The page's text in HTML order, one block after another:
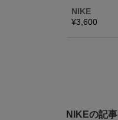
NIKEの記事